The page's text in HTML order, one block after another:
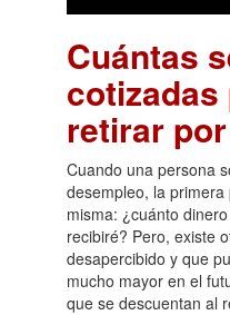
Cuántas
retirar
Cuando una persona
desempleo, la
misma: ¿cuánto
recibiré? Pero, existe
desapercibido y que
mucho mayor en el
que se descuentan al